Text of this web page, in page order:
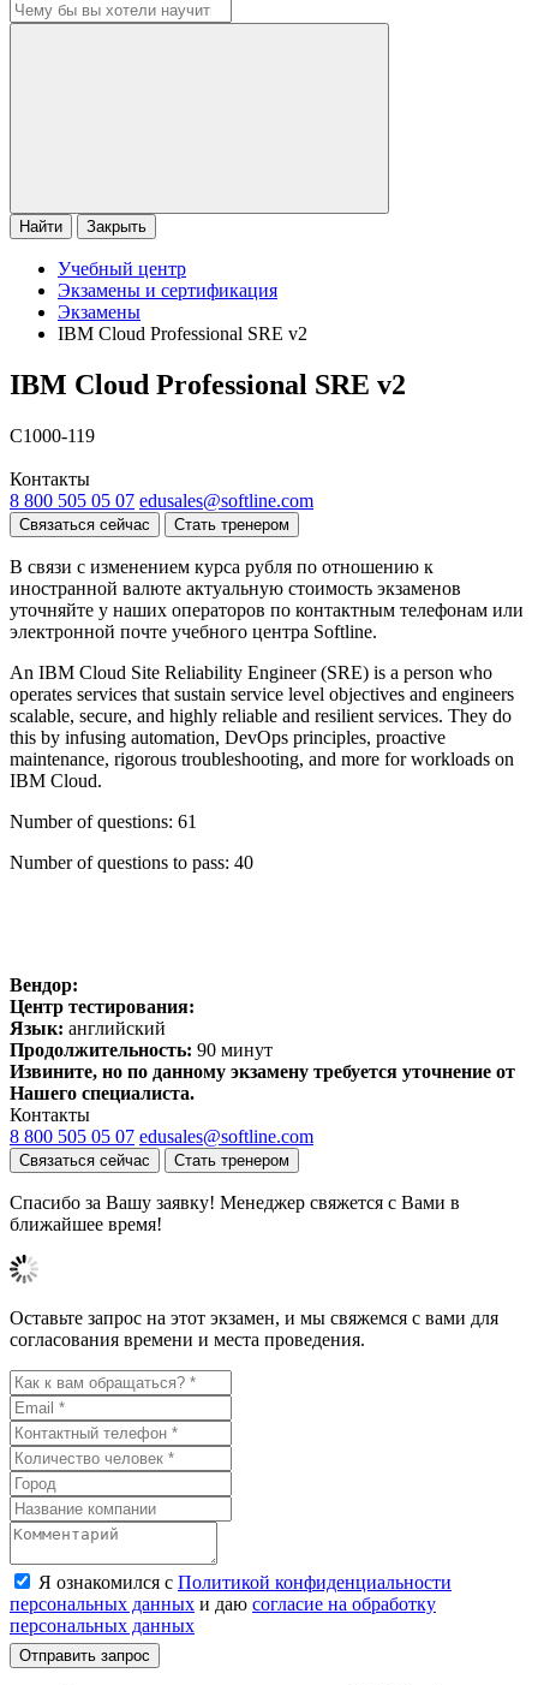
Найти Закрыть
Учебный центр
Экзамены и сертификация
Экзамены
IBM Cloud Professional SRE v2
IBM Cloud Professional SRE v2
C1000-119
Контакты
8 800 505 05 07 edusales@softline.com
Связаться сейчас Стать тренером
В связи с изменением курса рубля по отношению к
иностранной валюте актуальную стоимость экзаменов
уточняйте у наших операторов по контактным телефонам или
электронной почте учебного центра Softline.
An IBM Cloud Site Reliability Engineer (SRE) is a person who
operates services that sustain service level objectives and engineers
scalable, secure, and highly reliable and resilient services. They do
this by infusing automation, DevOps principles, proactive
maintenance, rigorous troubleshooting, and more for workloads on
IBM Cloud.
Number of questions: 61
Number of questions to pass: 40
Вендор:
Центр тестирования:
Язык: английский
Продолжительность: 90 минут
Извините, но по данному экзамену требуется уточнение от
Нашего специалиста.
Контакты
8 800 505 05 07 edusales@softline.com
Связаться сейчас Стать тренером
Спасибо за Вашу заявку! Менеджер свяжется с Вами в
ближайшее время!
Оставьте запрос на этот экзамен, и мы свяжемся с вами для
согласования времени и места проведения.
Я ознакомился с Политикой конфиденциальности
персональных данных и даю согласие на обработку
персональных данных
Отправить запрос